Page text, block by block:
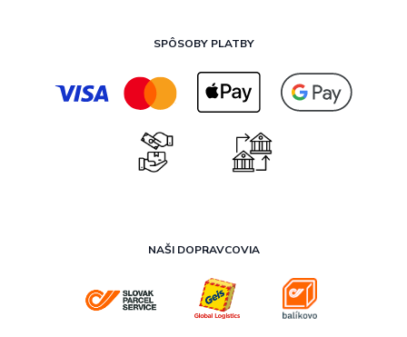
SPÔSOBY PLATBY
NAŠI DOPRAVCOVIA